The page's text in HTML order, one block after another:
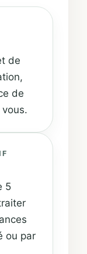
de
de
5
ou par